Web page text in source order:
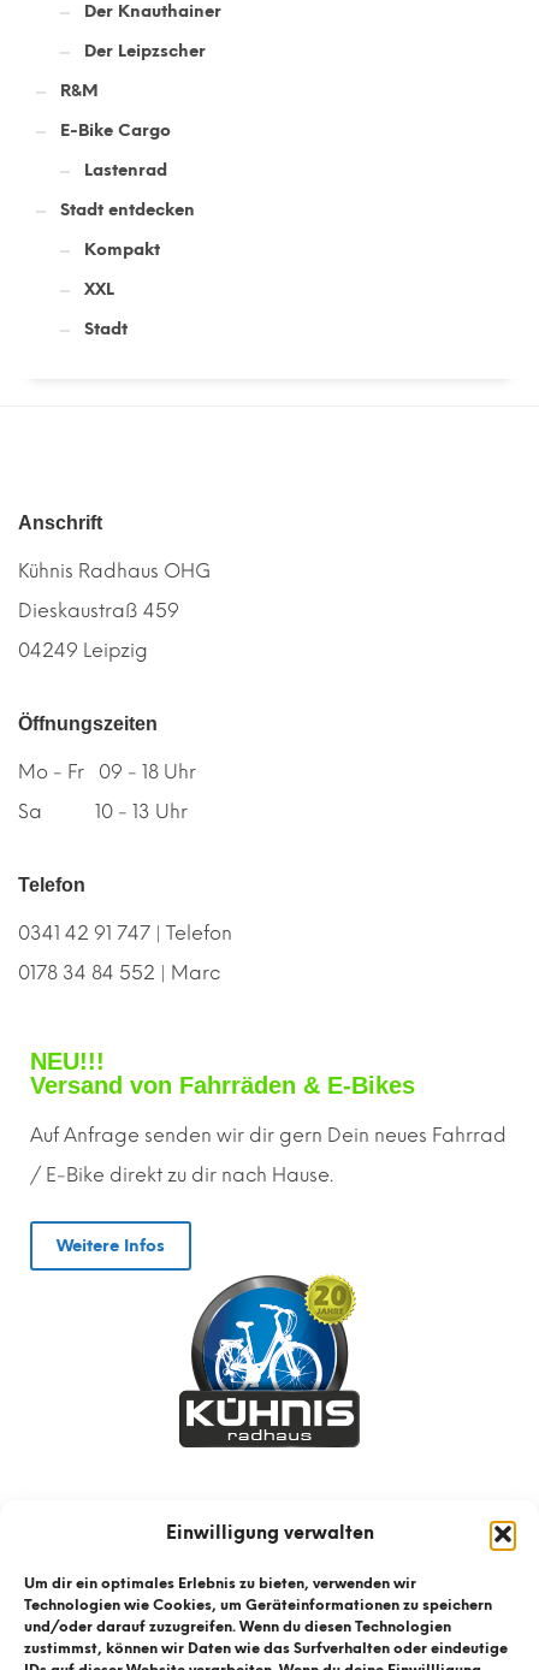
Einwilligung verwalten
Um dir ein optimales Erlebnis zu bieten, verwenden wir
Technologien wie Cookies, um Geräteinformationen zu speichern
und/oder darauf zuzugreifen. Wenn du diesen Technologien
zustimmst, können wir Daten wie das Surfverhalten oder eindeutige
Der Knauthainer
Der Leipzscher
R&M
E-Bike Cargo
Lastenrad
Stadt entdecken
Kompakt
XXL
Stadt
Anschrift
Kühnis Radhaus OHG
Dieskaustraß 459
04249 Leipzig
Öffnungszeiten
Mo - Fr 09 - 18 Uhr
Sa 10 - 13 Uhr
Telefon
0341 42 91 747 | Telefon
0178 34 84 552 | Marc
NEU!!!
Versand von Fahrräden & E-Bikes
Auf Anfrage senden wir dir gern Dein neues Fahrrad
/ E-Bike direkt zu dir nach Hause.
Weitere Infos